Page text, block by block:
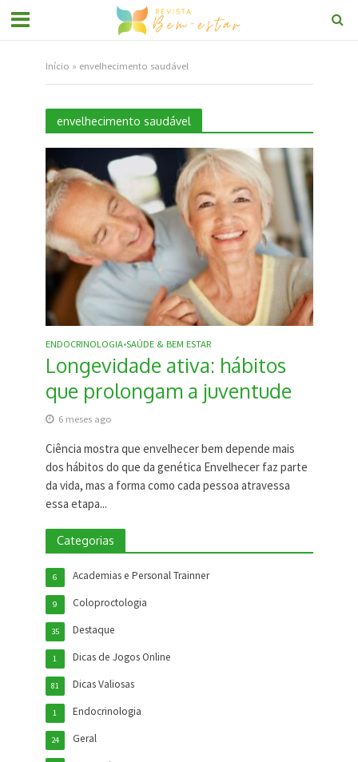
Início » envelhecimento saudável
envelhecimento saudável
ENDOCRINOLOGIA•SAÚDE & BEM ESTAR
Longevidade ativa: hábitos
que prolongam a juventude
6 meses ago
Ciência mostra que envelhecer bem depende mais
dos hábitos do que da genética Envelhecer faz parte
da vida, mas a forma como cada pessoa atravessa
essa etapa...
Categorias
Academias e Personal Trainner
6
Coloproctologia
9
Destaque
35
Dicas de Jogos Online
1
Dicas Valiosas
81
Endocrinologia
1
Geral
24